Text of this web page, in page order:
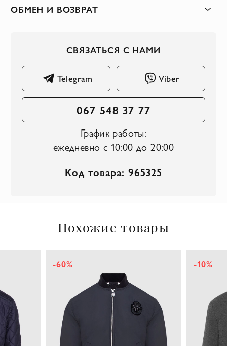
ОБМЕН И ВОЗВРАТ
СВЯЗАТЬСЯ С НАМИ
Telegram Viber
067 548 37 77
График работы:
ежедневно с 10:00 до 20:00
Код товара: 965325
Похожие товары
-60% -10%